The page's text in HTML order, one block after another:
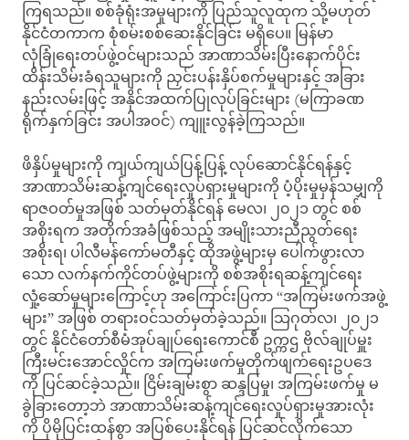
ကြရသည်။ စစ်ခုံရုံးအမှုများကို ပြည်သူလူထုက သို့မဟုတ်
နိုင်ငံတကာက စုံစမ်းစစ်ဆေးနိုင်ခြင်း မရှိပေ။ မြန်မာ
လုံခြုံရေးတပ်ဖွဲ့ဝင်များသည် အာဏာသိမ်းပြီးနောက်ပိုင်း
ထိန်းသိမ်းခံရသူများကို ညှင်းပန်းနှိပ်စက်မှုများနှင့် အခြား
နည်းလမ်းဖြင့် အနိုင်အထက်ပြုလုပ်ခြင်းများ (မကြာခဏ
ရိုက်နှက်ခြင်း အပါအဝင်) ကျူးလွန်ခဲ့ကြသည်။
ဖိနှိပ်မှုများကို ကျယ်ကျယ်ပြန့်ပြန့် လုပ်ဆောင်နိုင်ရန်နှင့်
အာဏာသိမ်းဆန့်ကျင်ရေးလှုပ်ရှားမှုများကို ပံ့ပိုးမှုမှန်သမျှကို
ရာဇဝတ်မှုအဖြစ် သတ်မှတ်နိုင်ရန် မေလ၊ ၂၀၂၁ တွင် စစ်
အစိုးရက အတိုက်အခံဖြစ်သည့် အမျိုးသားညီညွတ်ရေး
အစိုးရ၊ ပါလီမန်ကော်မတီနှင့် ထိုအဖွဲ့များမှ ပေါက်ဖွားလာ
သော လက်နက်ကိုင်တပ်ဖွဲ့များကို စစ်အစိုးရဆန့်ကျင်ရေး
လှုံ့ဆော်မှုများကြောင့်ဟု အကြောင်းပြကာ “အကြမ်းဖက်အဖွဲ့
များ” အဖြစ် တရားဝင်သတ်မှတ်ခဲ့သည်။ သြဂုတ်လ၊ ၂၀၂၁
တွင် နိုင်ငံတော်စီမံအုပ်ချုပ်ရေးကောင်စီ ဥက္ကဌ ဗိုလ်ချုပ်မှူး
ကြီးမင်းအောင်လှိုင်က အကြမ်းဖက်မှုတိုက်ဖျက်ရေးဥပဒေ
ကို ပြင်ဆင်ခဲ့သည်။​ ငြိမ်းချမ်းစွာ ဆန္ဒပြမှု၊ အကြမ်းဖက်မှု မ
ခွဲခြားတော့ဘဲ အာဏာသိမ်းဆန့်ကျင်ရေးလှုပ်ရှားမှုအားလုံး
ကို ပိုမိုပြင်းထန်စွာ အပြစ်ပေးနိုင်ရန် ပြင်ဆင်လိုက်သော